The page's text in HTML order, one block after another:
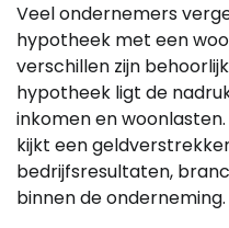
Veel ondernemers
hypotheek met een
verschillen zijn
hypotheek ligt de
inkomen en
kijkt een
bedrijfsresultaten,
binnen de onderneming.